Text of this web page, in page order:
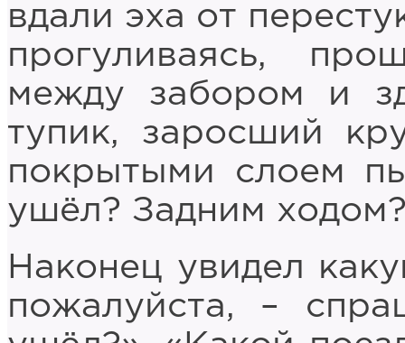
вдали эха от
прогуливаясь,
между забором и
тупик, заросший
покрытыми слоем
ушёл? Задним
Наконец увидел
пожалуйста, –